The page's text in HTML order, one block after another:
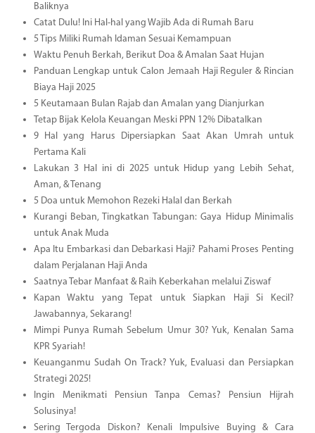
Baliknya
Catat Dulu! Ini Hal-hal yang Wajib Ada di Rumah Baru
5 Tips Miliki Rumah Idaman Sesuai Kemampuan
Waktu Penuh Berkah, Berikut Doa & Amalan Saat Hujan
Panduan Lengkap untuk Calon Jemaah Haji Reguler & Rincian
Biaya Haji 2025
5 Keutamaan Bulan Rajab dan Amalan yang Dianjurkan
Tetap Bijak Kelola Keuangan Meski PPN 12% Dibatalkan
9 Hal yang Harus Dipersiapkan Saat Akan Umrah untuk
Pertama Kali
Lakukan 3 Hal ini di 2025 untuk Hidup yang Lebih Sehat,
Aman, & Tenang
5 Doa untuk Memohon Rezeki Halal dan Berkah
Kurangi Beban, Tingkatkan Tabungan: Gaya Hidup Minimalis
untuk Anak Muda
Apa Itu Embarkasi dan Debarkasi Haji? Pahami Proses Penting
dalam Perjalanan Haji Anda
Saatnya Tebar Manfaat & Raih Keberkahan melalui Ziswaf
Kapan Waktu yang Tepat untuk Siapkan Haji Si Kecil?
Jawabannya, Sekarang!
Mimpi Punya Rumah Sebelum Umur 30? Yuk, Kenalan Sama
KPR Syariah!
Keuanganmu Sudah On Track? Yuk, Evaluasi dan Persiapkan
Strategi 2025!
Ingin Menikmati Pensiun Tanpa Cemas? Pensiun Hijrah
Solusinya!
Sering Tergoda Diskon? Kenali Impulsive Buying & Cara